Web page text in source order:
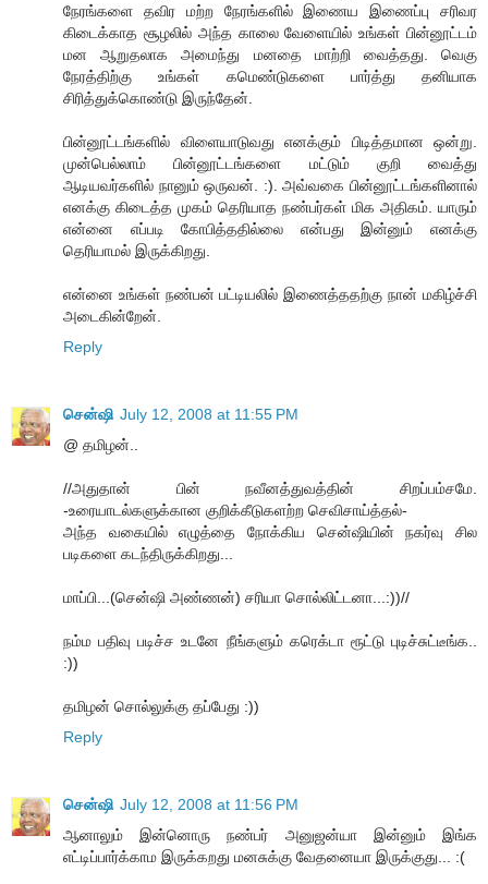
நேரங்களை தவிர மற்ற நேரங்களில் இணைய இணைப்பு சரிவர
கிடைக்காத சூழலில் அந்த காலை வேளையில் உங்கள் பின்னூட்டம்
மன ஆறுதலாக அமைந்து மனதை மாற்றி வைத்தது. வெகு
நேரத்திற்கு உங்கள் கமெண்டுகளை பார்த்து தனியாக
சிரித்துக்கொண்டு இருந்தேன்.
பின்னூட்டங்களில் விளையாடுவது எனக்கும் பிடித்தமான ஒன்று.
முன்பெல்லாம் பின்னூட்டங்களை மட்டும் குறி வைத்து
ஆடியவர்களில் நானும் ஒருவன். :). அவ்வகை பின்னூட்டங்களினால்
எனக்கு கிடைத்த முகம் தெரியாத நண்பர்கள் மிக அதிகம். யாரும்
என்னை எப்படி கோபித்ததில்லை என்பது இன்னும் எனக்கு
தெரியாமல் இருக்கிறது.
என்னை உங்கள் நண்பன் பட்டியலில் இணைத்ததற்கு நான் மகிழ்ச்சி
அடைகின்றேன்.
Reply
சென்ஷி July 12, 2008 at 11:55 PM
@ தமிழன்..
//அதுதான் பின் நவீனத்துவத்தின் சிறப்பம்சமே.
-உரையாடல்களுக்கான குறிக்கீடுகளற்ற செவிசாய்த்தல்-
அந்த வகையில் எழுத்தை நோக்கிய சென்ஷியின் நகர்வு சில
படிகளை கடந்திருக்கிறது...
மாப்பி...(சென்ஷி அண்ணன்) சரியா சொல்லிட்டனா...:))//
நம்ம பதிவு படிச்ச உடனே நீங்களும் கரெக்டா ரூட்டு புடிச்சுட்டீங்க..
:))
தமிழன் சொல்லுக்கு தப்பேது :))
Reply
சென்ஷி July 12, 2008 at 11:56 PM
ஆனாலும் இன்னொரு நண்பர் அனுஜன்யா இன்னும் இங்க
எட்டிப்பார்க்காம இருக்கறது மனசுக்கு வேதனையா இருக்குது... :(